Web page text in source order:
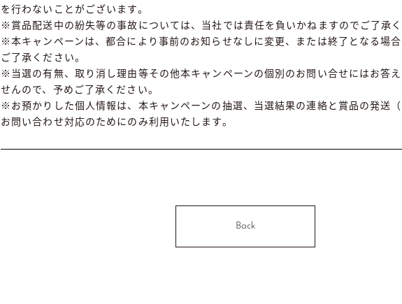
を行わないことがございます。
※賞品配送中の紛失等の事故については、当社では責任を負いかねますのでご了承く
※本キャンペーンは、都合により事前のお知らせなしに変更、または終了となる場
ご了承ください。
※当選の有無、取り消し理由等その他本キャンペーンの個別のお問い合せにはお答
せんので、予めご了承ください。
※お預かりした個人情報は、本キャンペーンの抽選、当選結果の連絡と賞品の発送（
お問い合わせ対応のためにのみ利用いたします。
Back